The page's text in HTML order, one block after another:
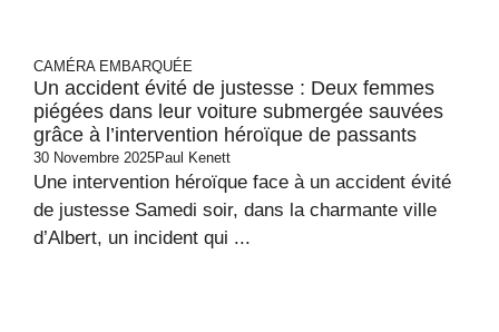
CAMÉRA EMBARQUÉE
Un accident évité de justesse : Deux femmes
piégées dans leur voiture submergée sauvées
grâce à l’intervention héroïque de passants
30 Novembre 2025Paul Kenett
Une intervention héroïque face à un accident évité
de justesse Samedi soir, dans la charmante ville
d’Albert, un incident qui ...